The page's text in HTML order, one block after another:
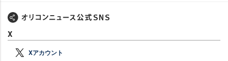
X
Xアカウント